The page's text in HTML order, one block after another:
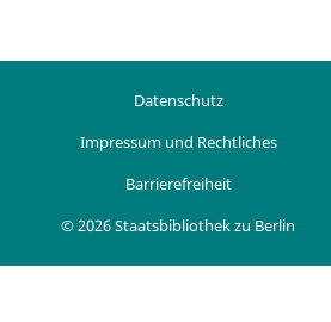
Datenschutz
Impressum und Rechtliches
Barrierefreiheit
© 2026 Staatsbibliothek zu Berlin